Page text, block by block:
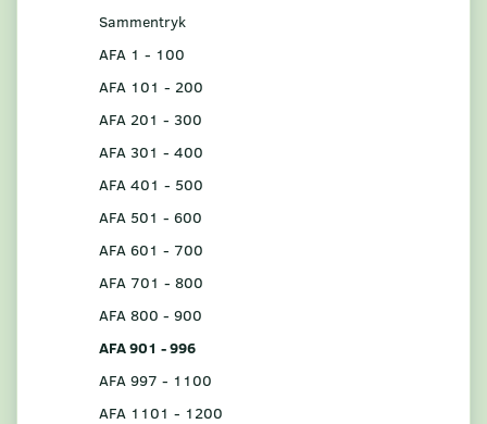
Sammentryk
AFA 1 - 100
AFA 101 - 200
AFA 201 - 300
AFA 301 - 400
AFA 401 - 500
AFA 501 - 600
AFA 601 - 700
AFA 701 - 800
AFA 800 - 900
AFA 901 - 996
AFA 997 - 1100
AFA 1101 - 1200